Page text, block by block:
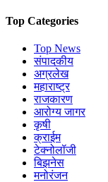
Top Categories
Top News
संपादकीय
अग्रलेख
महाराष्ट्र
राजकारण
आरोग्य जागर
कृषी
क्राईम
टेक्नोलॉजी
बिझनेस
मनोरंजन